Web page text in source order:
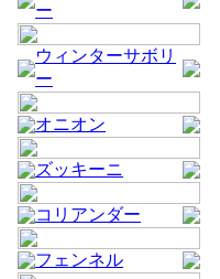
ー
ウィンターサボリ
ー
オニオン
ズッキーニ
コリアンダー
フェンネル